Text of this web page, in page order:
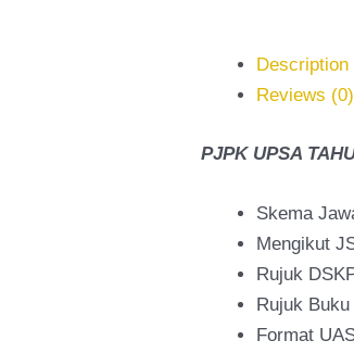
Description
Reviews (0)
PJPK UPSA
Skema
Mengikut
Rujuk
Rujuk
Format